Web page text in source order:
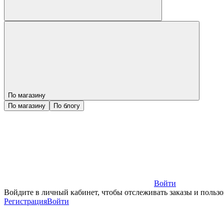
По магазину
По магазину
По блогу
Войти
Войдите в личный кабинет, чтобы отслеживать заказы и
РегистрацияВойти